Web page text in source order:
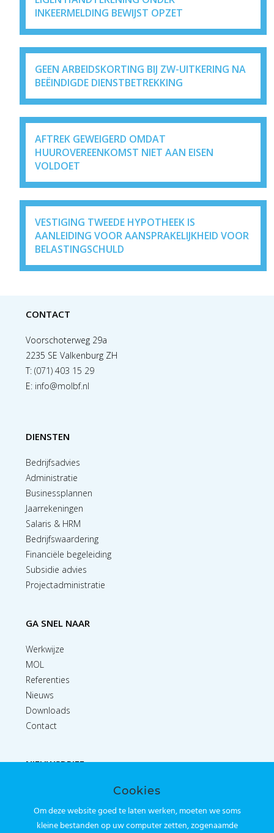
INKEERMELDING BEWIJST OPZET
GEEN ARBEIDSKORTING BIJ ZW-UITKERING NA
BEËINDIGDE DIENSTBETREKKING
AFTREK GEWEIGERD OMDAT
HUUROVEREENKOMST NIET AAN EISEN
VOLDOET
VESTIGING TWEEDE HYPOTHEEK IS
AANLEIDING VOOR AANSPRAKELIJKHEID VOOR
BELASTINGSCHULD
CONTACT
Voorschoterweg 29a
2235 SE Valkenburg ZH
T:(071) 403 15 29
E: info@molbf.nl
DIENSTEN
Bedrijfsadvies
Administratie
Businessplannen
Jaarrekeningen
Salaris & HRM
Bedrijfswaardering
Financiële begeleiding
Subsidie advies
Projectadministratie
GA SNEL NAAR
Werkwijze
MOL
Referenties
Nieuws
Downloads
Contact
NIEUWSBRIEF
Cookies
Om deze website goed te laten werken, moeten we soms
kleine bestanden op uw computer zetten, zogenaamde